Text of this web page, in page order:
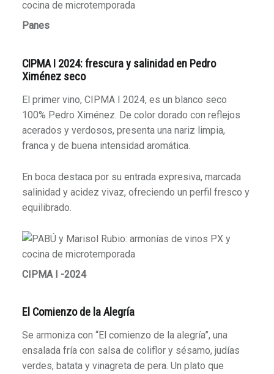
Panes
CIPMA I 2024: frescura y salinidad en Pedro
Ximénez seco
El primer vino, CIPMA I 2024, es un blanco seco
100% Pedro Ximénez. De color dorado con reflejos
acerados y verdosos, presenta una nariz limpia,
franca y de buena intensidad aromática.
En boca destaca por su entrada expresiva, marcada
salinidad y acidez vivaz, ofreciendo un perfil fresco y
equilibrado.
CIPMA I -2024
El Comienzo de la Alegría
Se armoniza con “El comienzo de la alegría”, una
ensalada fría con salsa de coliflor y sésamo, judías
verdes, batata y vinagreta de pera. Un plato que